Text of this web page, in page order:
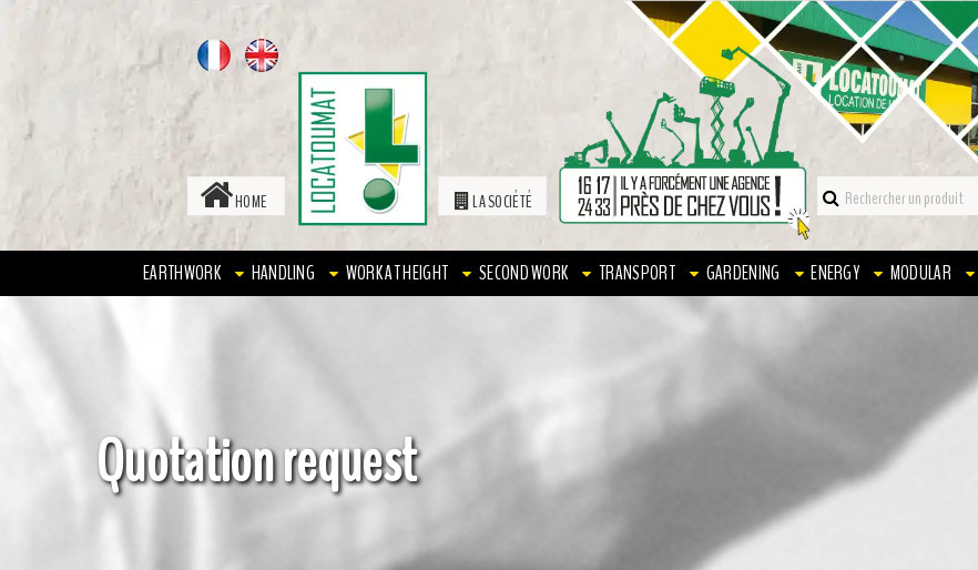
LA SOCIÉTÉ
HOME
EARTHWORK HANDLING WORK AT HEIGHT SECOND WORK TRANSPORT GARDENING ENERGY MODULAR
Quotation request